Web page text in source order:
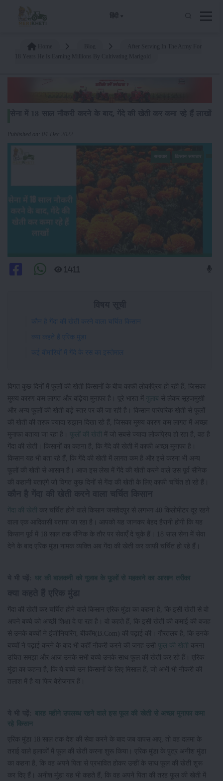
हिंदी
Published on: 04-Dec-2022
1411
कौन है गेंदा की खेती करने वाला चर्चित किसान
क्या कहते हैं एरिक मुंडा
कई बीमारियों में गेंदे के रस का इस्तेमाल
विगत कुछ दिनों में फूलों की खेती किसानों के बीच काफी लोकप्रिय हो रही हैं, जिसका
मुख्य कारण कम लागत और बढ़िया मुनाफा है। पूरे भारत में गुलाब
से लेकर सूरजमुखी
और अन्य फूलों की खेती बड़े स्तर पर की जा रही है। किसान पारंपरिक खेती से फूलों
की खेती की तरफ ज्यादा रुझान दिखा रहे हैं, जिसका मुख्य कारण कम लागत में अच्छा
मुनाफा बताया जा रहा है।
फूलों की खेती
में जो सबसे ज्यादा लोकप्रिय हो रहा है, वह है
गेंदा की खेती। किसानों का कहना है, कि गेंदे की खेती में काफी अच्छा मुनाफा है।
किसान यह भी बता रहे हैं, कि गेंदे की खेती में लागत कम है और इसे करना भी अन्य
फूलों की खेती से आसान है। आज इस लेख में गेंदे की खेती करने वाले उस पूर्व सैनिक
की कहानी बताएंगे जो विगत कुछ दिनों से गेंदा की खेती के लिए काफी चर्चित हो रहे हैं।
गेंदा की खेती
कर चर्चित होने वाले किसान जमशेदपुर से लगभग 40 किलोमीटर दूर रहने
वाला एक आदिवासी बताया जा रहा है। आपको यह जानकर बेहद हैरानी होगी कि यह
किसान पूर्व में 18 साल तक सैनिक के तौर पर सेवाएँ दे चुके हैं। 18 साल सेना में सेवा
देने के बाद एरिक मुंडा नामक व्यक्ति अब गेंदा की खेती कर काफी चर्चित हो रहे हैं।
घर की बालकनी को गुलाब के फूलों से महकाने का आसान तरीका
गेंदा की खेती कर चर्चित होने वाले किसान एरिक मुंडा का कहना है, कि इसी खेती से वो
अपने बच्चे को अच्छी शिक्षा दे पा रहा है। वो कहते हैं, कि इसी खेती की कमाई की वजह
से उनके बच्चों ने इंजीनियरिंग, बीकॉम(B.Com) की पढ़ाई की। गौरतलब है, कि उनके
बच्चों ने पढ़ाई करने के बाद भी कहीं नौकरी करने की जगह उसी
फूल की खेती
करना
उचित समझा और आज उनके सभी बच्चे उनके साथ फूल की खेती कर रहे हैं। एरिक
मुंडा का कहना है, कि ये बच्चे उन किसानों के लिए मिसाल हैं, जो अभी भी नौकरी की
तलाश में है या फिर बेरोजगार हैं।
बारह महीने उपलब्ध रहने वाले इस फूल की खेती से अच्छा मुनाफा कमा
रहे किसान
एरिक मुंडा 18 साल तक देश की सेवा करने के बाद जब वापस आए, तो वह दलमा के
तराई वाले इलाकों में फूल की खेती करना शुरू किया। एरिक मुंडा के पुत्र अनीश मुंडा
का कहना है, कि वह अपने पिता से प्रभावित होकर उन्हीं के साथ फूल की खेती शुरू
कर दिए हैं। अनीश मुंडा यह भी कहते हैं, कि वह अपने पिता की तरह फूल की खेती में